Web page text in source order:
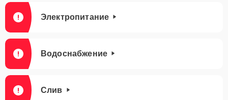
Электропитание
Водоснабжение
Слив